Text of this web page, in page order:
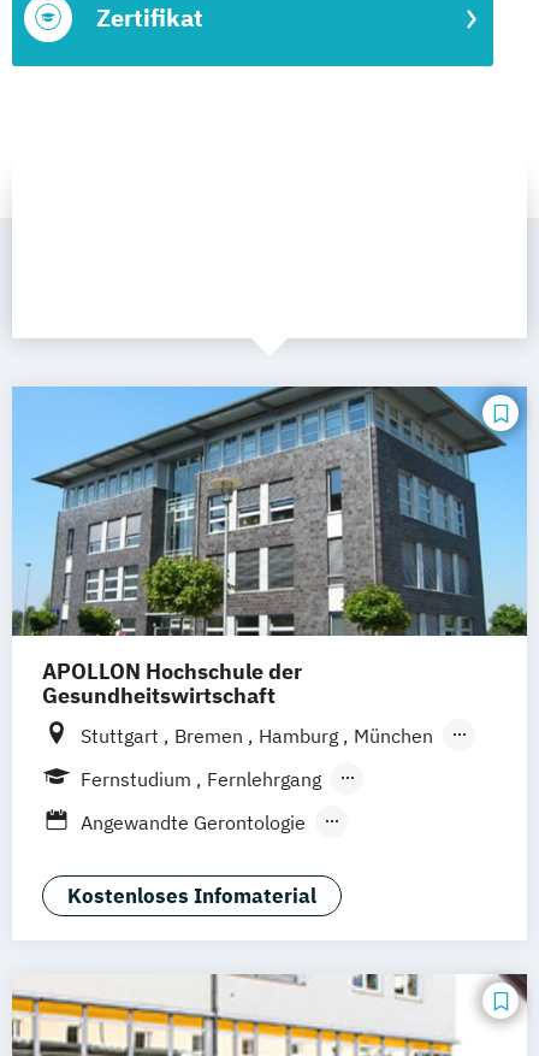
Zertifikat
APOLLON Hochschule der
Gesundheitswirtschaft
Stuttgart Bremen Hamburg
München
Frankfurt
Köln Göttingen
Fernstudium
Fernlehrgang
Berufsbegleitender Präsenzlehrgang
Angewandte Gerontologie
Berufspädagogik
Betriebliche*r Gesundheitsmanager*in
Ernährungsberatung
Ernährungswissenschaften
Kostenloses Infomaterial